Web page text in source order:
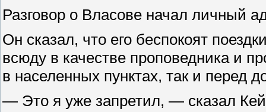
Разговор о Власове начал личный
Он сказал, что его беспокоят
всюду в качестве проповедника и
в населенных пунктах, так и
— Это я уже запретил, — сказал